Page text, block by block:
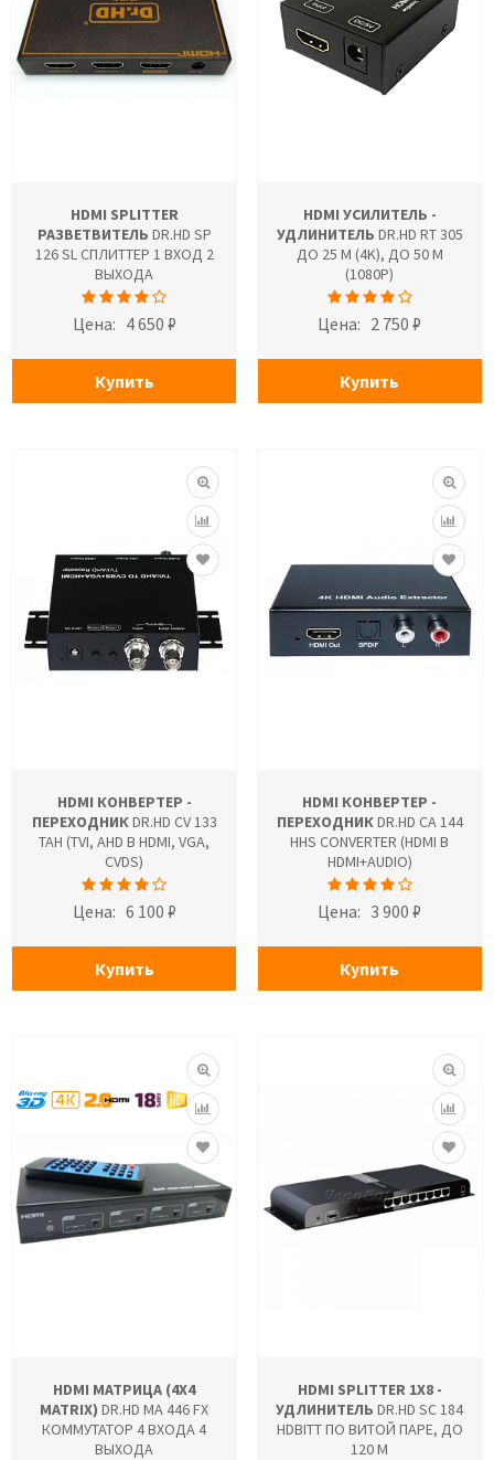
HDMI SPLITTER
РАЗВЕТВИТЕЛЬ DR.HD SP
126 SL СПЛИТТЕР 1 ВХОД 2
ВЫХОДА
Цена: 4 650 ₽
Купить
HDMI УСИЛИТЕЛЬ -
УДЛИНИТЕЛЬ DR.HD RT 305
ДО 25 М (4K), ДО 50 М
(1080P)
Цена: 2 750 ₽
Купить
HDMI КОНВЕРТЕР -
ПЕРЕХОДНИКDR.HD CV 133
TAH (TVI, AHD В HDMI, VGA,
CVDS)
Цена: 6 100 ₽
Купить
HDMI КОНВЕРТЕР -
ПЕРЕХОДНИКDR.HD CA 144
HHS CONVERTER (HDMI В
HDMI+AUDIO)
Цена: 3 900 ₽
Купить
HDMI МАТРИЦА (4X4
MATRIX) DR.HD MA 446 FX
КОММУТАТОР 4 ВХОДА 4
ВЫХОДА
HDMI SPLITTER 1X8 -
УДЛИНИТЕЛЬ DR.HD SC 184
HDBITT ПО ВИТОЙ ПАРЕ, ДО
120 М